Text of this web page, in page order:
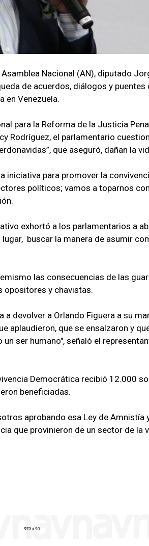
Nacional (AN), diputado
de acuerdos, diálogos y
en Venezuela.
para la Reforma de la Justicia
Rodríguez, el parlamentario
que aseguró, dañan la
iniciativa para promover la
políticos; vamos a toparnos
exhortó a los parlamentarios a
buscar la manera de asumir
las consecuencias de las
opositores y chavistas.
a devolver a Orlando Figuera a su
aplaudieron, que se ensalzaron y
ser humano", señaló el
Democrática recibió 12.000
beneficiadas.
aprobando esa Ley de Amnistía
que provinieron de un sector de la